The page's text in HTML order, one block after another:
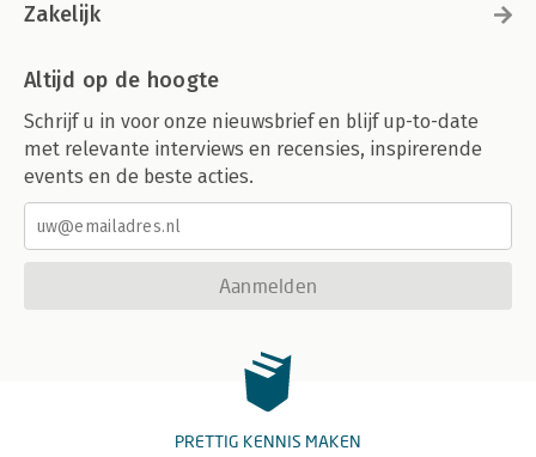
Zakelijk
Altijd op de hoogte
Schrijf u in voor onze nieuwsbrief en blijf up-to-date
met relevante interviews en recensies, inspirerende
events en de beste acties.
Aanmelden
PRETTIG KENNIS MAKEN